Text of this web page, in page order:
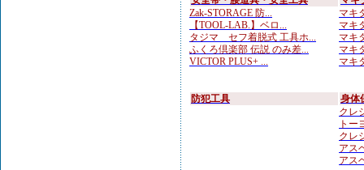
Zak-STORAGE 防...
【TOOL-LAB.】ベロ...
タジマ セフ着脱式 工具ホ...
ふくろ倶楽部 伝説 のみ差...
VICTOR PLUS+ ...
マキ
マキ
マキ
マキ
マキ
防犯工具
身体
クレ
トー
クレ
アス
アス